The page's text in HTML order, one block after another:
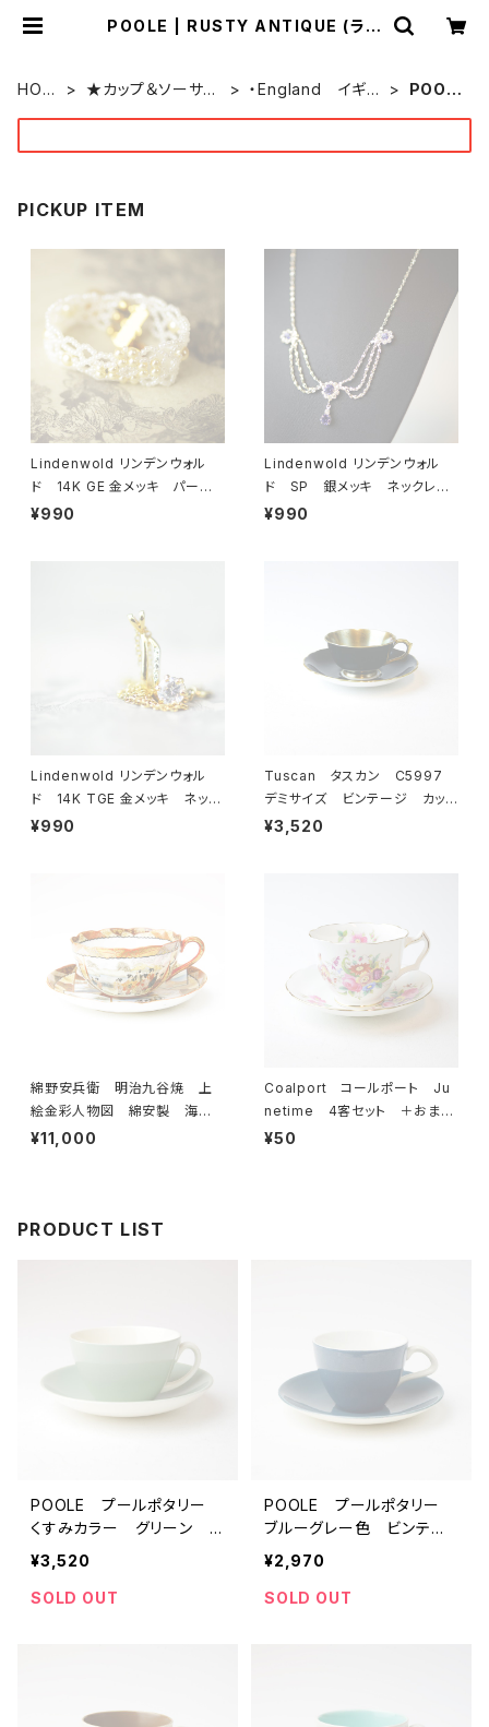
POOLE | RUSTY ANTIQUE (ラス
HOM
★カップ＆ソーサー
・England イギリ
POOL
PICKUP ITEM
Lindenwold リンデンウォル
ド 14K GE 金メッキ パー
ル ブレスレット 23-0064
¥990
Lindenwold リンデンウォル
ド SP 銀メッキ ネックレ
ス 23-0063 ビンテージア
¥990
Lindenwold リンデンウォル
ド 14K TGE 金メッキ ネック
レス 23-0061 ビンテージ
¥990
Tuscan タスカン C5997
デミサイズ ビンテージ カップ
＆ソーサー 【イギリス】 アン
¥3,520
綿野安兵衛 明治九谷焼 上
絵金彩人物図 綿安製 海外
輸出用 里帰り品 アンティー
¥11,000
Coalport コールポート Ju
netime 4客セット ＋おまけ
付き カップ＆ソーサー 【イギ
¥50
PRODUCT LIST
POOLE プールポタリー
くすみカラー グリーン ビ
ンテージ カップ＆ソーサ
ー 【イギリス】 アンティ
ーク ティーカップ コー
¥3,520
SOLD OUT
POOLE プールポタリー
ブルーグレー色 ビンテー
ジ デミタスカップ＆ソーサ
ー 【イギリス】 アンティ
ーク ティーカップ コー
¥2,970
SOLD OUT